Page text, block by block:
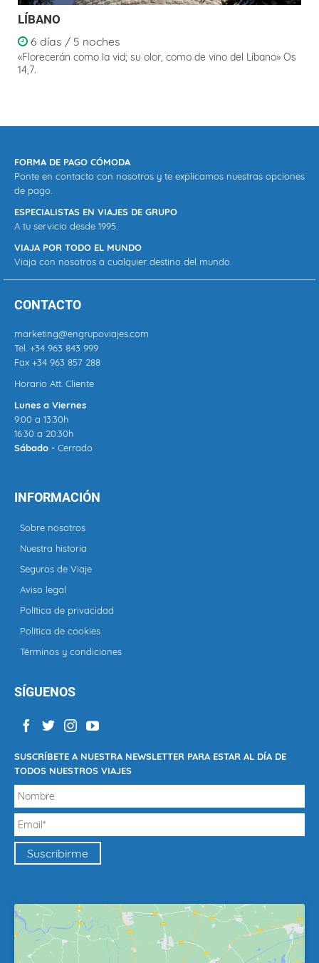
LÍBANO
6 días / 5 noches
«Florecerán como la vid; su olor, como de vino del Líbano» Os
14,7.
FORMA DE PAGO CÓMODA
Ponte en contacto con nosotros y te explicamos nuestras opciones
de pago.
ESPECIALISTAS EN VIAJES DE GRUPO
A tu servicio desde 1995.
VIAJA POR TODO EL MUNDO
Viaja con nosotros a cualquier destino del mundo.
CONTACTO
marketing@engrupoviajes.com
Tel. +34 963 843 999
Fax +34 963 857 288
Horario Att. Cliente
Lunes a Viernes
9:00 a 13:30h
16:30 a 20:30h
Sábado - Cerrado
INFORMACIÓN
Sobre nosotros
Nuestra historia
Seguros de Viaje
Aviso legal
Política de privacidad
Política de cookies
Términos y condiciones
SÍGUENOS
SUSCRÍBETE A NUESTRA NEWSLETTER PARA ESTAR AL DÍA DE
TODOS NUESTROS VIAJES